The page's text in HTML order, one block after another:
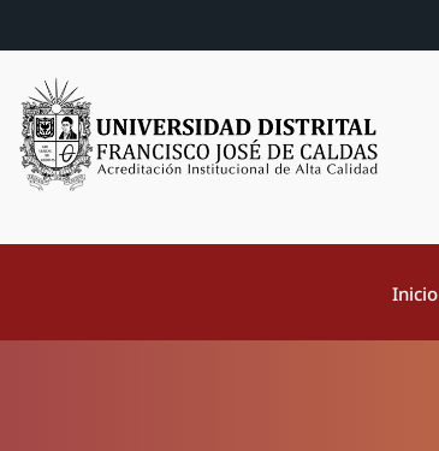
Inicio